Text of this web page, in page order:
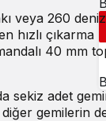
veya 260 deniz
hızlı çıkarma
40 mm
sekiz adet
diğer gemilerin